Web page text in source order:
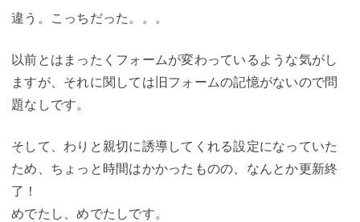
違う。こっちだった。。。
以前とはまったくフォームが変わっているような気がし
ますが、それに関しては旧フォームの記憶がないので問
題なしです。
そして、わりと親切に誘導してくれる設定になっていた
ため、ちょっと時間はかかったものの、なんとか更新終
了！
めでたし、めでたしです。